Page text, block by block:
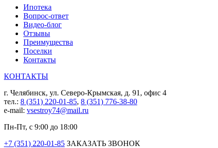
Ипотека
Вопрос-ответ
Видео-блог
Отзывы
Преимущества
Поселки
Контакты
КОНТАКТЫ
г. Челябинск, ул. Северо-Крымская, д. 91, офис 4
тел.: 8 (351) 220-01-85, 8 (351) 776-38-80
e-mail: vsestroy74@mail.ru
Пн-Пт, с 9:00 до 18:00
+7 (351) 220-01-85 ЗАКАЗАТЬ ЗВОНОК